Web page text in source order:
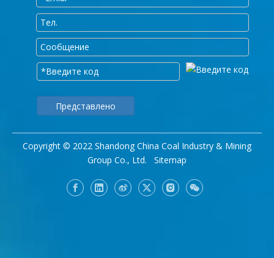
Представлено
Copyright © 2022 Shandong China Coal Industry & Mining
Group Co., Ltd. Sitemap